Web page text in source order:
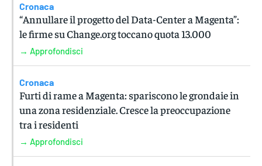
Cronaca
“Annullare il progetto del Data-Center a Magenta”:
le firme su Change.org toccano quota 13.000
→ Approfondisci
Cronaca
Furti di rame a Magenta: spariscono le grondaie in
una zona residenziale. Cresce la preoccupazione
tra i residenti
→ Approfondisci